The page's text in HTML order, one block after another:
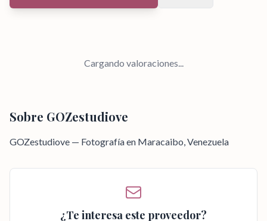
Cargando valoraciones...
Sobre GOZestudiove
GOZestudiove — Fotografía en Maracaibo, Venezuela
¿Te interesa este proveedor?